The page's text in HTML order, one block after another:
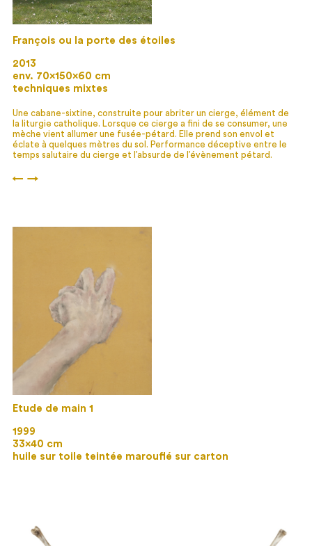
François ou la porte des étoiles
2013
env. 70×150×60 cm
techniques mixtes
Une cabane-sixtine, construite pour abriter un cierge, élément de
la liturgie catholique. Lorsque ce cierge a fini de se consumer, une
mèche vient allumer une fusée-pétard. Elle prend son envol et
éclate à quelques mètres du sol. Performance déceptive entre le
temps salutaire du cierge et l’absurde de l’évènement pétard.
← →
Etude de main 1
1999
33×40 cm
huile sur toile teintée marouflé sur carton